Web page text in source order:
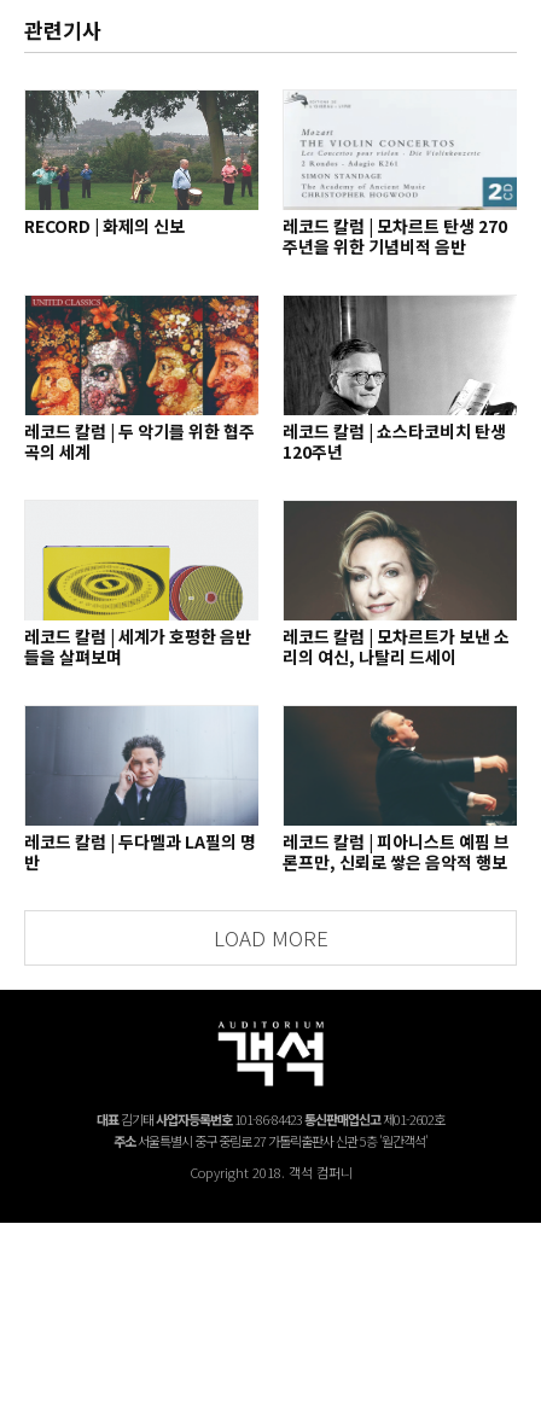
관련기사
RECORD | 화제의 신보
레코드 칼럼 | 모차르트 탄생 270
주년을 위한 기념비적 음반
레코드 칼럼 | 두 악기를 위한 협주
곡의 세계
레코드 칼럼 | 쇼스타코비치 탄생
120주년
레코드 칼럼 | 세계가 호평한 음반
들을 살펴보며
레코드 칼럼 | 모차르트가 보낸 소
리의 여신, 나탈리 드세이
레코드 칼럼 | 두다멜과 LA필의 명
반
레코드 칼럼 | 피아니스트 예핌 브
론프만, 신뢰로 쌓은 음악적 행보
LOAD MORE
대표김기태사업자등록번호101-86-84423통신판매업신고제01-2602호
주소서울특별시 중구 중림로 27 가톨릭출판사 신관 5층 '월간객석'
Copyright 2018. 객석 컴퍼니